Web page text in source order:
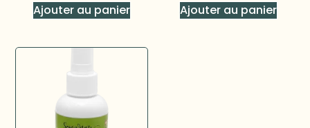
Ajouter au panier Ajouter au panier